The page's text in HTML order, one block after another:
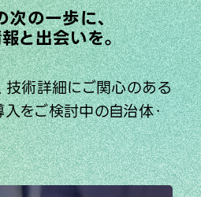
次の一歩に、
と出会いを。
技術詳細にご関心のある
をご検討中の自治体・